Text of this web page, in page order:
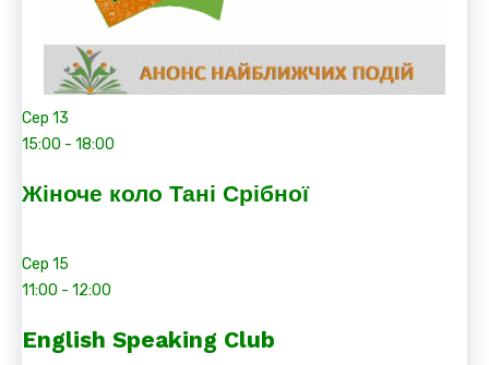
Сер 13
15:00 - 18:00
Жіноче коло Тані Срібної
Сер 15
11:00 - 12:00
English Speaking Club